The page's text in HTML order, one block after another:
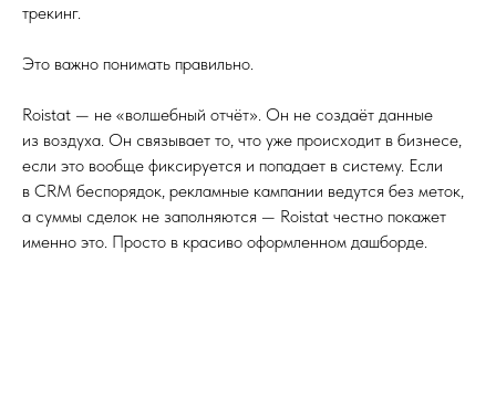
трекинг.
Это важно понимать правильно.
Roistat — не «волшебный отчёт». Он не создаёт данные
из воздуха. Он связывает то, что уже происходит в бизнесе,
если это вообще фиксируется и попадает в систему. Если
в CRM беспорядок, рекламные кампании ведутся без меток,
а суммы сделок не заполняются — Roistat честно покажет
именно это. Просто в красиво оформленном дашборде.